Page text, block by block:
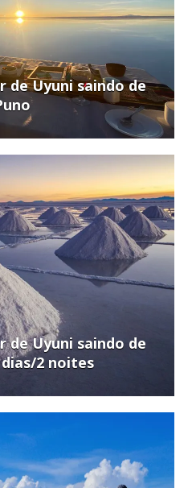
de Uyuni saindo de
de Uyuni saindo de
2 noites